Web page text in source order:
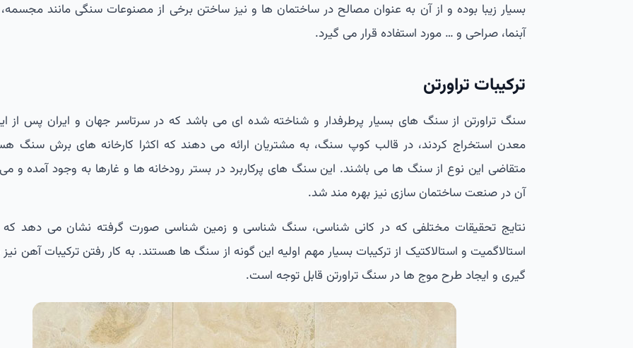
بسیار زیبا بوده و از آن به عنوان مصالح در ساختمان ها و نیز ساختن برخی از مصنوعات سنگی مانند مجسمه،
آبنما، صراحی و … مورد استفاده قرار می گیرد.
ترکیبات تراورتن
سنگ تراورتن از سنگ های بسیار پرطرفدار و شناخته شده ای می باشد که در سرتاسر جهان و ایران پس از
معدن استخراج کردند، در قالب کوپ سنگ، به مشتریان ارائه می دهند که اکثرا کارخانه های برش سنگ
متقاضی این نوع از سنگ ها می باشند. این سنگ های پرکاربرد در بستر رودخانه ها و غارها به وجود آمده و می
آن در صنعت ساختمان سازی نیز بهره مند شد.
نتایج تحقیقات مختلفی که در کانی شناسی، سنگ شناسی و زمین شناسی صورت گرفته نشان می دهد که
استالاگمیت و استالاکتیک از ترکیبات بسیار مهم اولیه این گونه از سنگ ها هستند. به کار رفتن ترکیبات آهن
گیری و ایجاد طرح موج ها در سنگ تراورتن قابل توجه است.